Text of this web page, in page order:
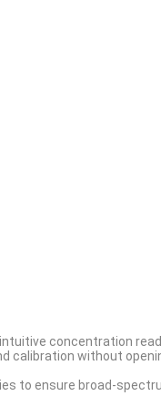
concentration
calibration without
to ensure broad-